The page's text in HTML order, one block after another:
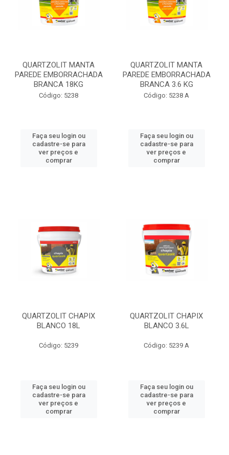
QUARTZOLIT MANTA
PAREDE EMBORRACHADA
BRANCA 18KG
Código: 5238
Faça seu login ou
cadastre-se para
ver preços e
comprar
QUARTZOLIT MANTA
PAREDE EMBORRACHADA
BRANCA 3.6 KG
Código: 5238 A
Faça seu login ou
cadastre-se para
ver preços e
comprar
QUARTZOLIT CHAPIX
BLANCO 18L
Código: 5239
Faça seu login ou
cadastre-se para
ver preços e
comprar
QUARTZOLIT CHAPIX
BLANCO 3.6L
Código: 5239 A
Faça seu login ou
cadastre-se para
ver preços e
comprar